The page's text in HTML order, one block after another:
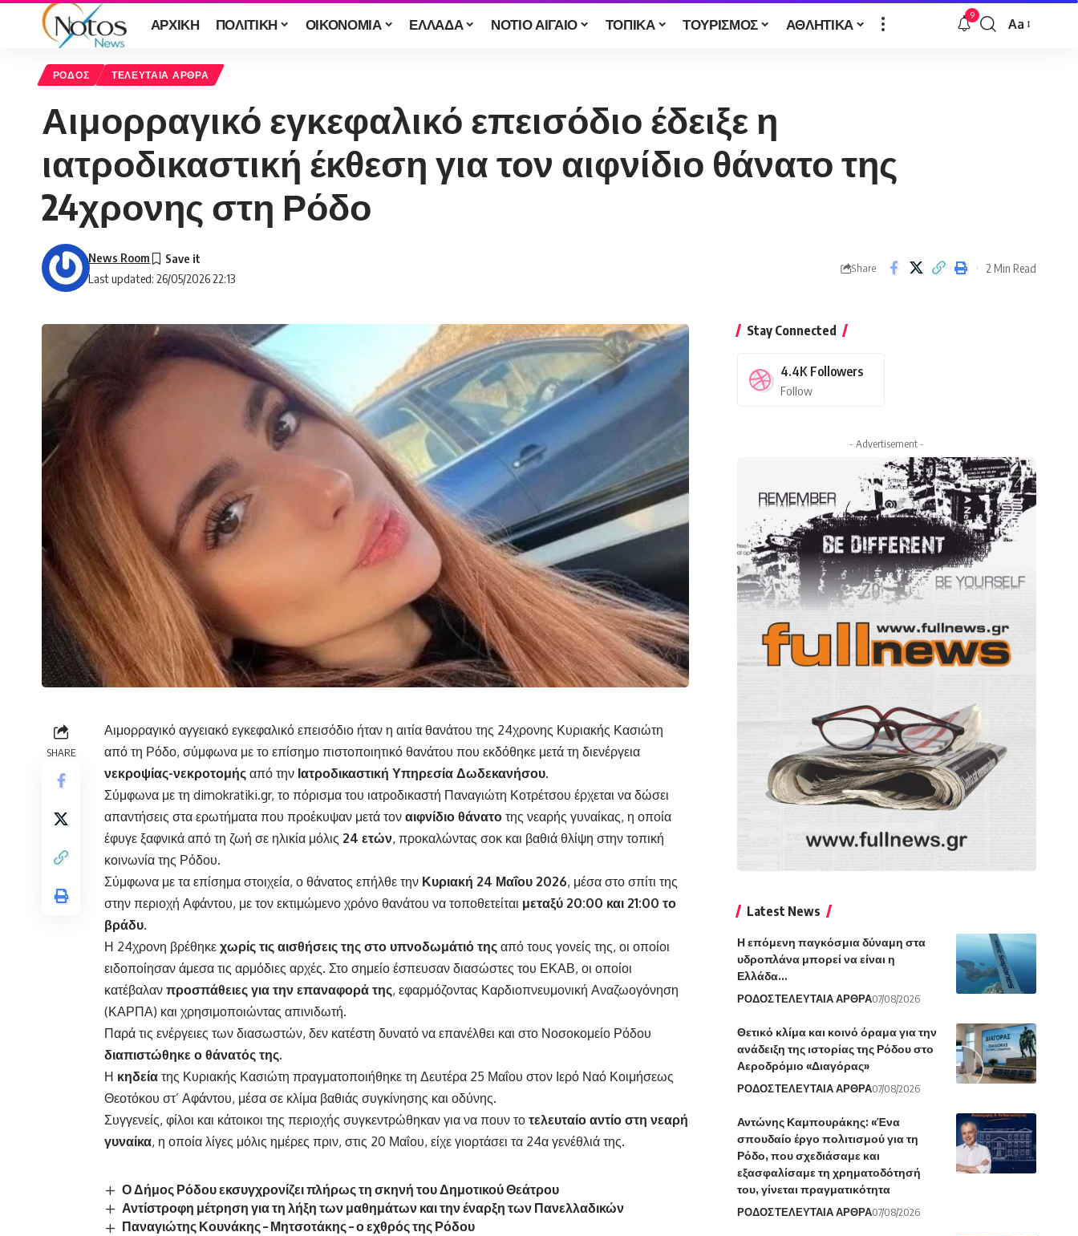
ΑΡΧΙΚΗ ΠΟΛΙΤΙΚΗ ΟΙΚΟΝΟΜΙΑ ΕΛΛΑΔΑ ΝΟΤΙΟ ΑΙΓΑΙΟ ΤΟΠΙΚΑ ΤΟΥΡΙΣΜΟΣ ΑΘΛΗΤΙΚΑ 9
Font
Aa
ΡΟΔΟΣ ΤΕΛΕΥΤΑΙΑ ΑΡΘΡΑ
Αιμορραγικό εγκεφαλικό επεισόδιο έδειξε η
ιατροδικαστική έκθεση για τον αιφνίδιο θάνατο της
24χρονης στη Ρόδο
Last updated: 26/05/2026 22:13
News Room
Share 2 Min Read
SHARE
Αιμορραγικό αγγειακό εγκεφαλικό επεισόδιο ήταν η αιτία θανάτου της 24χρονης Κυριακής Κασιώτη
από τη Ρόδο, σύμφωνα με το επίσημο πιστοποιητικό θανάτου που εκδόθηκε μετά τη διενέργεια
νεκροψίας-νεκροτομής από την Ιατροδικαστική Υπηρεσία Δωδεκανήσου.
Σύμφωνα με τη dimokratiki.gr, το πόρισμα του ιατροδικαστή Παναγιώτη Κοτρέτσου έρχεται να δώσει
απαντήσεις στα ερωτήματα που προέκυψαν μετά τον αιφνίδιο θάνατο της νεαρής γυναίκας, η οποία
έφυγε ξαφνικά από τη ζωή σε ηλικία μόλις 24 ετών, προκαλώντας σοκ και βαθιά θλίψη στην τοπική
κοινωνία της Ρόδου.
Σύμφωνα με τα επίσημα στοιχεία, ο θάνατος επήλθε την Κυριακή 24 Μαΐου 2026, μέσα στο σπίτι της
στην περιοχή Αφάντου, με τον εκτιμώμενο χρόνο θανάτου να τοποθετείται μεταξύ 20:00 και 21:00 το
βράδυ.
Η 24χρονη βρέθηκε χωρίς τις αισθήσεις της στο υπνοδωμάτιό της από τους γονείς της, οι οποίοι
ειδοποίησαν άμεσα τις αρμόδιες αρχές. Στο σημείο έσπευσαν διασώστες του ΕΚΑΒ, οι οποίοι
κατέβαλαν προσπάθειες για την επαναφορά της, εφαρμόζοντας Καρδιοπνευμονική Αναζωογόνηση
(ΚΑΡΠΑ) και χρησιμοποιώντας απινιδωτή.
Παρά τις ενέργειες των διασωστών, δεν κατέστη δυνατό να επανέλθει και στο Νοσοκομείο Ρόδου
διαπιστώθηκε ο θάνατός της.
Η κηδεία της Κυριακής Κασιώτη πραγματοποιήθηκε τη Δευτέρα 25 Μαΐου στον Ιερό Ναό Κοιμήσεως
Θεοτόκου στ’ Αφάντου, μέσα σε κλίμα βαθιάς συγκίνησης και οδύνης.
Συγγενείς, φίλοι και κάτοικοι της περιοχής συγκεντρώθηκαν για να πουν το τελευταίο αντίο στη νεαρή
γυναίκα, η οποία λίγες μόλις ημέρες πριν, στις 20 Μαΐου, είχε γιορτάσει τα 24α γενέθλιά της.
Ο Δήμος Ρόδου εκσυγχρονίζει πλήρως τη σκηνή του Δημοτικού Θεάτρου
Αντίστροφη μέτρηση για τη λήξη των μαθημάτων και την έναρξη των Πανελλαδικών
Παναγιώτης Κουνάκης – Μητσοτάκης – ο εχθρός της Ρόδου
Stay Connected
4.4K Followers
Follow
- Advertisement -
Latest News
Η επόμενη παγκόσμια δύναμη στα
υδροπλάνα μπορεί να είναι η
Ελλάδα…
ΡΟΔΟΣΤΕΛΕΥΤΑΙΑ ΑΡΘΡΑ07/08/2026
Θετικό κλίμα και κοινό όραμα για την
ανάδειξη της ιστορίας της Ρόδου στο
Αεροδρόμιο «Διαγόρας»
ΡΟΔΟΣΤΕΛΕΥΤΑΙΑ ΑΡΘΡΑ07/08/2026
Αντώνης Καμπουράκης: «Ένα
σπουδαίο έργο πολιτισμού για τη
Ρόδο, που σχεδιάσαμε και
εξασφαλίσαμε τη χρηματοδότησή
του, γίνεται πραγματικότητα
ΡΟΔΟΣΤΕΛΕΥΤΑΙΑ ΑΡΘΡΑ07/08/2026